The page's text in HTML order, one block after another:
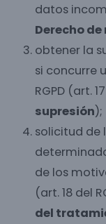
datos
Derecho
obtener la
si concurre
RGPD (art.
supresión);
solicitud de
de los
(art. 18 del
del